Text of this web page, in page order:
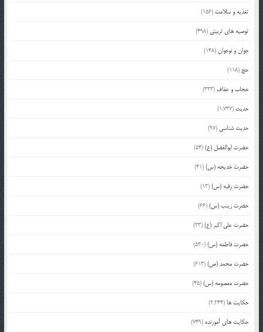
تغذیه و سلامت (156)
توصیه های تربیتی (498)
جوان و نوجوان(148)
حج (118)
حجاب و عفاف (333)
حدیث (1,737)
حدیث شناسی (97)
حضرت ابوالفضل (ع)(54)
حضرت خدیجه (س)(41)
حضرت رقیه (س)(13)
حضرت زینب (س)(66)
حضرت علی اکبر (ع)(23)
حضرت فاطمه (س)(530)
حضرت محمد (ص)(613)
حضرت معصومه (س)(45)
حکایت ها (2,244)
حکایت های آموزنده (749)